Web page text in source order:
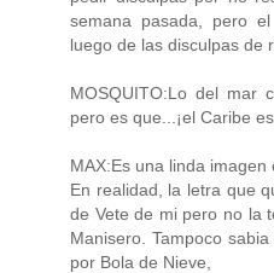
semana pasada, pero
luego de las disculpas de
MOSQUITO:Lo del mar
pero es que...¡el Caribe
MAX:Es una linda imagen
En realidad, la letra que
de Vete de mi pero no la
Manisero. Tampoco
por Bola de Nieve,